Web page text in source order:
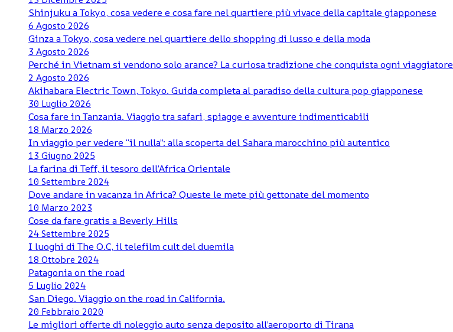
Shinjuku a Tokyo, cosa vedere e cosa fare nel quartiere più vivace della capitale giapponese
6 Agosto 2026
Ginza a Tokyo, cosa vedere nel quartiere dello shopping di lusso e della moda
3 Agosto 2026
Perché in Vietnam si vendono solo arance? La curiosa tradizione che conquista ogni viaggiatore
2 Agosto 2026
Akihabara Electric Town, Tokyo. Guida completa al paradiso della cultura pop giapponese
30 Luglio 2026
Cosa fare in Tanzania. Viaggio tra safari, spiagge e avventure indimenticabili
18 Marzo 2026
In viaggio per vedere “il nulla”: alla scoperta del Sahara marocchino più autentico
13 Giugno 2025
La farina di Teff, il tesoro dell’Africa Orientale
10 Settembre 2024
Dove andare in vacanza in Africa? Queste le mete più gettonate del momento
10 Marzo 2023
Cose da fare gratis a Beverly Hills
24 Settembre 2025
I luoghi di The O.C, il telefilm cult del duemila
18 Ottobre 2024
Patagonia on the road
5 Luglio 2024
San Diego. Viaggio on the road in California.
20 Febbraio 2020
Le migliori offerte di noleggio auto senza deposito all’aeroporto di Tirana